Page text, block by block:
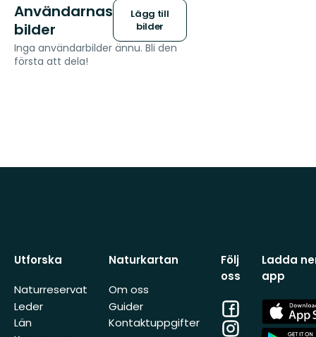
Användarnas
bilder
Lägg till
bilder
Inga användarbilder ännu. Bli den
första att dela!
Utforska
Naturreservat
Leder
Län
Naturkartan
Om oss
Guider
Kontaktuppgifter
Följ
oss
Facebook
Instagram
Ladda
app
App
Store